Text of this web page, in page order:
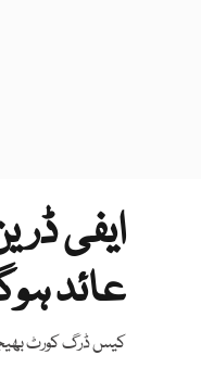
عائد
کیس ڈرگ کورٹ